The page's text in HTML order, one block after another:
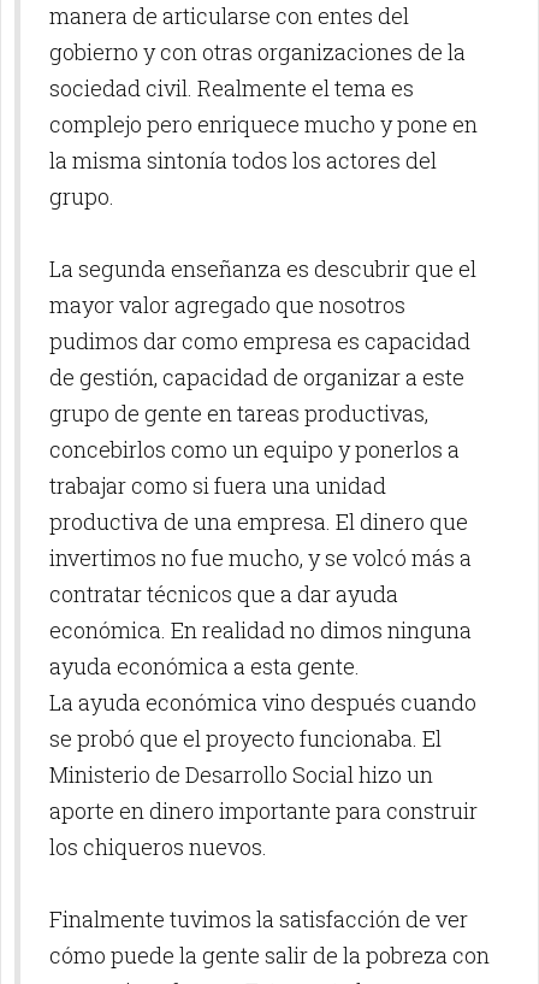
manera de articularse con entes del
gobierno y con otras organizaciones de la
sociedad civil. Realmente el tema es
complejo pero enriquece mucho y pone en
la misma sintonía todos los actores del
grupo.
La segunda enseñanza es descubrir que el
mayor valor agregado que nosotros
pudimos dar como empresa es capacidad
de gestión, capacidad de organizar a este
grupo de gente en tareas productivas,
concebirlos como un equipo y ponerlos a
trabajar como si fuera una unidad
productiva de una empresa. El dinero que
invertimos no fue mucho, y se volcó más a
contratar técnicos que a dar ayuda
económica. En realidad no dimos ninguna
ayuda económica a esta gente.
La ayuda económica vino después cuando
se probó que el proyecto funcionaba. El
Ministerio de Desarrollo Social hizo un
aporte en dinero importante para construir
los chiqueros nuevos.
Finalmente tuvimos la satisfacción de ver
cómo puede la gente salir de la pobreza con